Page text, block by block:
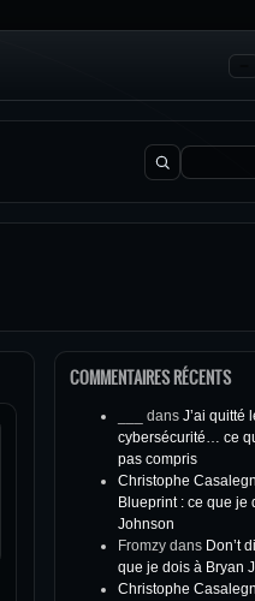
Rechercher :
COMMENTAIRES RÉCENTS
dans J’ai quitté
cybersécurité… ce
pas compris
Christophe
Blueprint : ce que je
Johnson
Fromzy dans Don’t
que je dois à Bryan
Christophe